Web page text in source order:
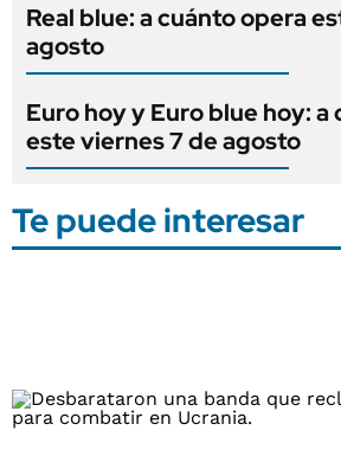
Real blue: a cuánto opera
agosto
Euro hoy y Euro blue hoy: a
este viernes 7 de agosto
Te puede interesar